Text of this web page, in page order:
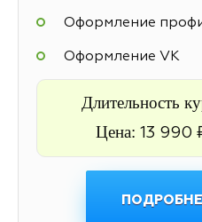
Оформление
Оформление VK
Длительность
Цена: 13 990